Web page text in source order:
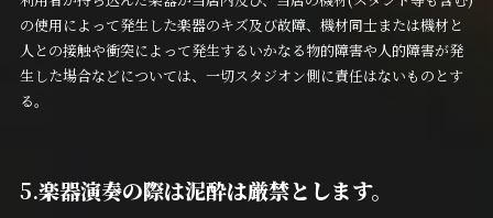
の使用によって発生した楽器のキズ及び故障、機材同士または機材と
人との接触や衝突によって発生するいかなる物的障害や人的障害が発
生した場合などについては、一切スタジオン側に責任はないものとす
る。
5.楽器演奏の際は泥酔は厳禁とします。